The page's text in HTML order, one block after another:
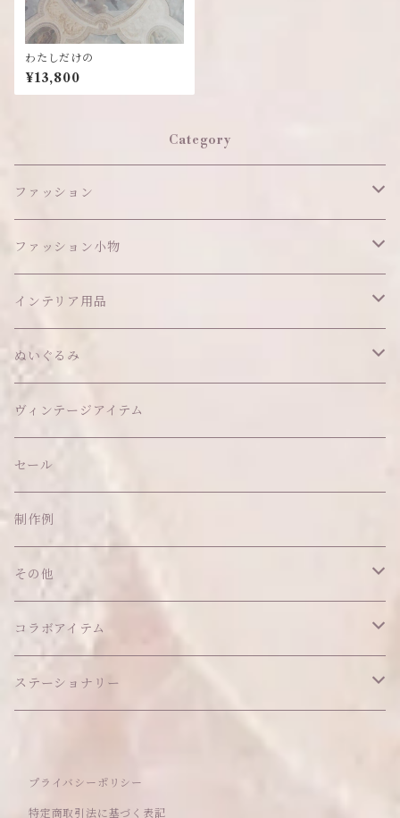
わたしだけの
¥13,800
Category
ファッション
ワンピース
アウター
トップス
ボトムス
ファッション小物
ヘッドアイテム
ヘアクリップ
ヘッドドレス
アクセサリー
イヤリング
ピアス
ソックス
バッグ
ショルダーバッグ
お散歩バッグ
ポーチ
コインケース
カードケース
キーホルダー
その他
インテリア用品
オブジェ
ウォールデコ
その他
ティッシュケース
クッション・座布団
ハンガー
マット
ぬいぐるみ
ぬいちゃん本体
アクセサリー
ヘッドドレス Sサイズ
ヘッドドレス Mサイズ
アウトフィット
その他
ヴィンテージアイテム
セール
制作例
その他
あこがれシリーズ
福音シリーズ
おもちゃ
コラボアイテム
はるぽんの愛のつづき♡はるぽん生誕祭2026
ステーショナリー
プライバシーポリシー
特定商取引法に基づく表記